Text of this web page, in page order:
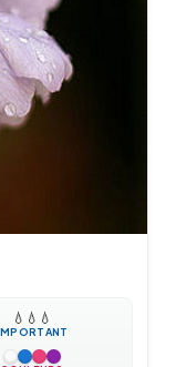
💧 💧 💧
IMPORTANT